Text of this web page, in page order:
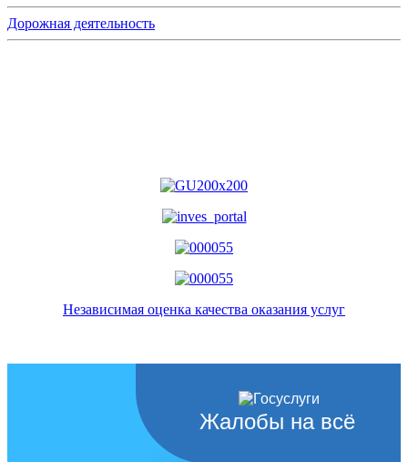
Дорожная деятельность
Независимая оценка качества оказания услуг
Жалобы на всё